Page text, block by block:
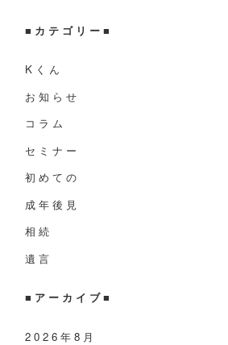
■ カテゴリー■
Kくん
お知らせ
コラム
セミナー
初めての
成年後見
相続
遺言
■ アーカイブ■
2026年8月